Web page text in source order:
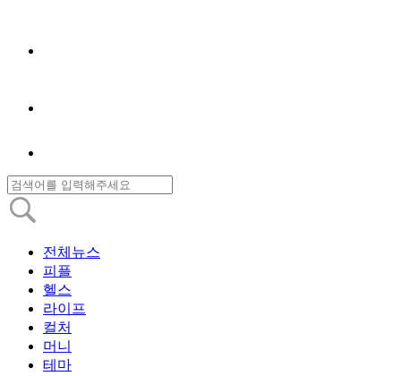
전체뉴스
피플
헬스
라이프
컬처
머니
테마